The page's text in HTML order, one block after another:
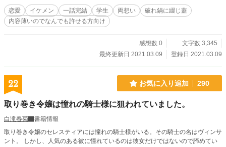
恋愛 イケメン 一話完結 学生 両想い
破れ鍋に綴じ蓋
内容薄いのでなんでも許せる方向け
感想数 0
文字数 3,345
最終更新日 2021.03.09
登録日 2021.03.09
22 お気に入り追加 290
取り巻き令嬢は憧れの騎士様に狙われていました。
白滝春菊
書籍情報
取り巻き令嬢のセレスティアには憧れの騎士様がいる。その騎士の名はヴィンサ
ント。 しかし、人気のある彼に憧れているのは彼女だけではないので諦めてい